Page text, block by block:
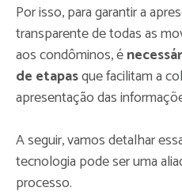
Por isso, para garantir a
transparente de todas as
aos condôminos, é
de etapasque facilitam a
apresentação das
A seguir, vamos detalhar
tecnologia pode ser uma
processo.